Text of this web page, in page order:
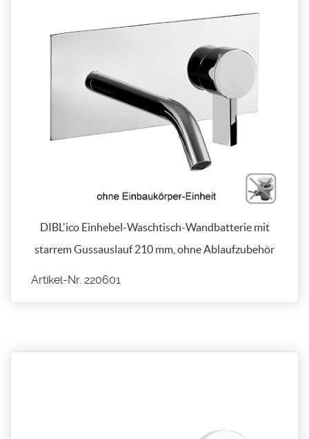
DIBL'ico Einhebel-Waschtisch-Wandbatterie mit
starrem Gussauslauf 210 mm, ohne Ablaufzubehör
Artikel-Nr. 220601